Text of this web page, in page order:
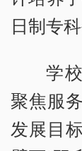
日制专
学
聚焦服
发展目